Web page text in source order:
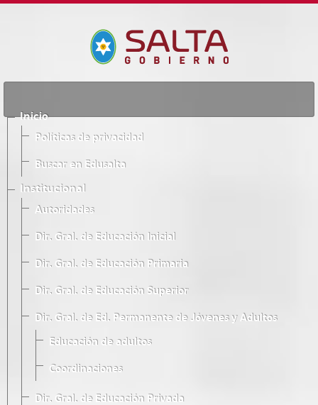
Inicio
Políticas de privacidad
Buscar en Edusalta
Institucional
Autoridades
Dir. Gral. de Educación Inicial
Dir. Gral. de Educación Primaria
Dir. Gral. de Educación Superior
Dir. Gral. de Ed. Permanente de Jóvenes y Adultos
Educación de adultos
Coordinaciones
Dir. Gral. de Educación Privada